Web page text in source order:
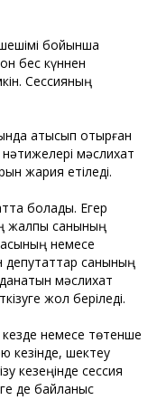
бойынша
он бес күннен
Сессияның
қатысып отырған
нәтижелері мәслихат
жария етіледі.
болады. Егер
жалпы санының
немесе
депутаттар санының
мәслихат
жол беріледі.
немесе төтенше
кезінде, шектеу
кезеңінде сессия
де байланыс